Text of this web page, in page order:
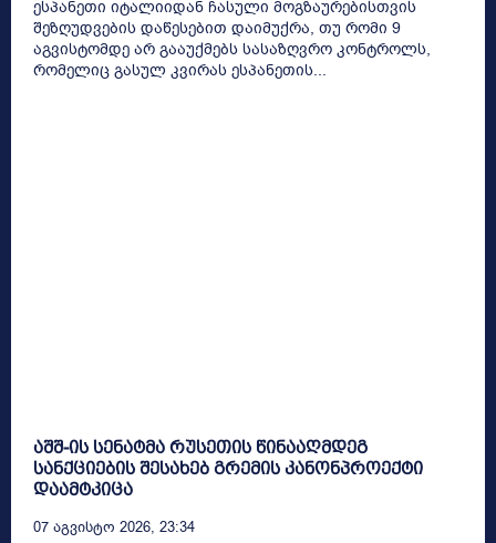
ესპანეთი იტალიიდან ჩასული მოგზაურებისთვის
შეზღუდვების დაწესებით დაიმუქრა, თუ რომი 9
აგვისტომდე არ გააუქმებს სასაზღვრო კონტროლს,
რომელიც გასულ კვირას ესპანეთის...
აშშ-ის სენატმა რუსეთის წინააღმდეგ
სანქციების შესახებ გრემის კანონპროექტი
დაამტკიცა
07 Აგვისტო 2026, 23:34